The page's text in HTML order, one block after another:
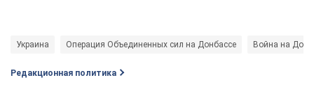
Украина Операция Объединенных сил на Донбассе Война на
Редакционная политика